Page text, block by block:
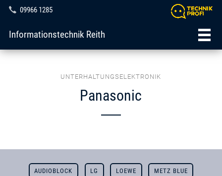
09966 1285
Informationstechnik Reith
UNTERHALTUNGSELEKTRONIK
Panasonic
AUDIOBLOCK LG LOEWE METZ BLUE